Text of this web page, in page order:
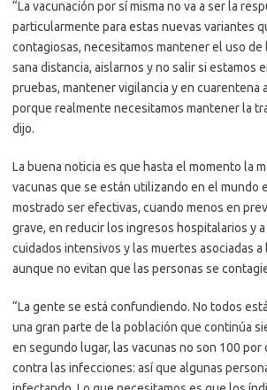
“La vacunación por sí misma no va a ser la
particularmente para estas nuevas variantes
contagiosas, necesitamos mantener el uso de
sana distancia, aislarnos y no salir si estamos
pruebas, mantener vigilancia y en cuarentena
porque realmente necesitamos mantener la
dijo.
La buena noticia es que hasta el momento la
vacunas que se están utilizando en el mundo
mostrado ser efectivas, cuando menos en
grave, en reducir los ingresos hospitalarios y
cuidados intensivos y las muertes asociadas a
aunque no evitan que las personas se
“La gente se está confundiendo. No todos
una gran parte de la población que continúa
en segundo lugar, las vacunas no son 100
contra las infecciones: así que algunas